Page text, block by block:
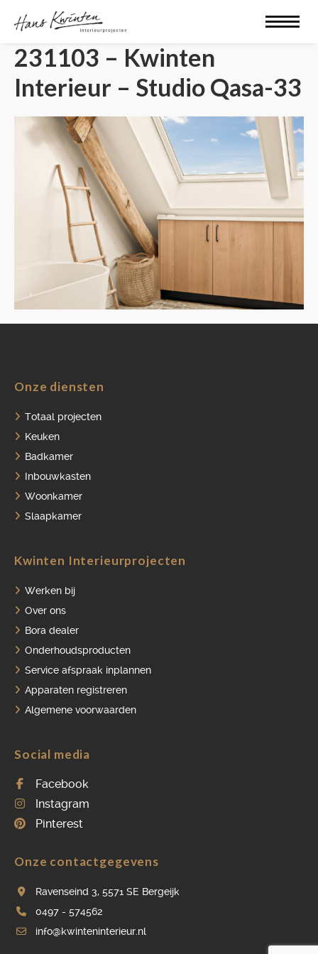
231103 – Kwinten
Interieur – Studio Qasa-33
Onze diensten
Totaal projecten
Keuken
Badkamer
Inbouwkasten
Woonkamer
Slaapkamer
Kwinten Interieurprojecten
Werken bij
Over ons
Bora dealer
Onderhoudsproducten
Service afspraak inplannen
Apparaten registreren
Algemene voorwaarden
Social media
Facebook
Instagram
Pinterest
Onze contactgegevens
Ravenseind 3, 5571 SE Bergeijk
0497 - 574562
info@kwinteninterieur.nl
ONDERHOUDSPRODUCTEN